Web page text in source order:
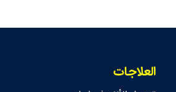
العلاجات